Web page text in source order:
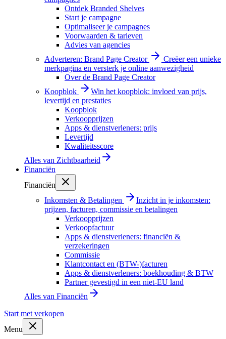
Ontdek Branded Shelves
Start je campagne
Optimaliseer je campagnes
Voorwaarden & tarieven
Advies van agencies
Adverteren: Brand Page Creator
Creëer een unieke
merkpagina en versterk je online aanwezigheid
Over de Brand Page Creator
Koopblok
Win het koopblok: invloed van prijs,
levertijd en prestaties
Koopblok
Verkoopprijzen
Apps & dienstverleners: prijs
Levertijd
Kwaliteitsscore
Alles van Zichtbaarheid
Financiën
Financiën
Inkomsten & Betalingen
Inzicht in je inkomsten:
prijzen, facturen, commissie en betalingen
Verkoopprijzen
Verkoopfactuur
Apps & dienstverleners: financiën &
verzekeringen
Commissie
Klantcontact en (BTW-)facturen
Apps & dienstverleners: boekhouding & BTW
Partner gevestigd in een niet-EU land
Alles van Financiën
Start met verkopen
Menu